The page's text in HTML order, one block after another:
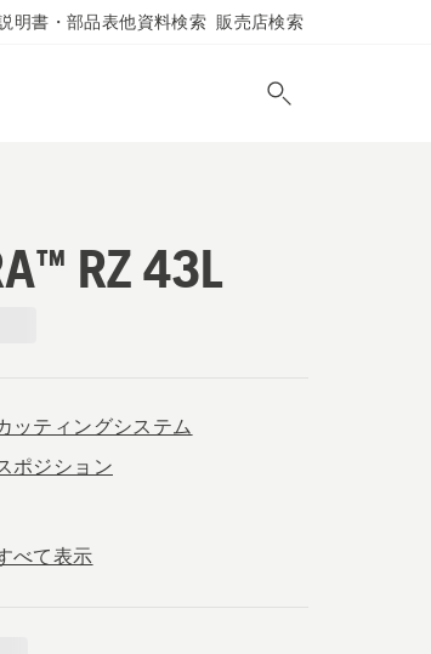
明書・部品表他資料検索 販売店検索
RZ 43L
ッティングシステム
ポジション
べて表示